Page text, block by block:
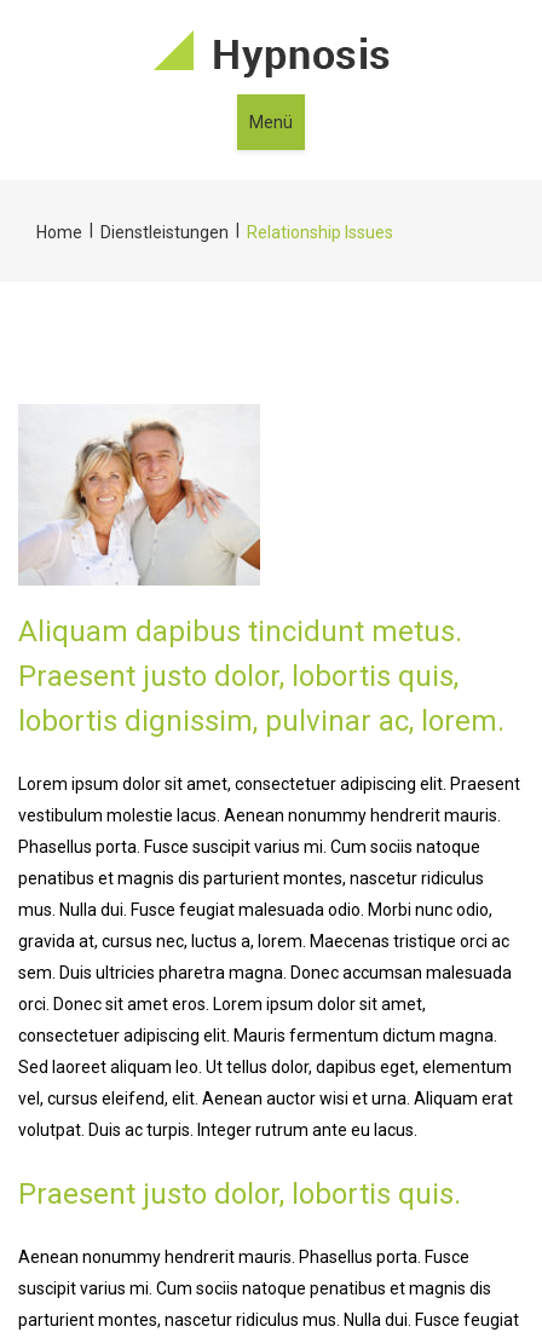
Menü
Home Dienstleistungen Relationship Issues
Aliquam dapibus tincidunt metus.
Praesent justo dolor, lobortis quis,
lobortis dignissim, pulvinar ac, lorem.
Lorem ipsum dolor sit amet, consectetuer adipiscing elit. Praesent
vestibulum molestie lacus. Aenean nonummy hendrerit mauris.
Phasellus porta. Fusce suscipit varius mi. Cum sociis natoque
penatibus et magnis dis parturient montes, nascetur ridiculus
mus. Nulla dui. Fusce feugiat malesuada odio. Morbi nunc odio,
gravida at, cursus nec, luctus a, lorem. Maecenas tristique orci ac
sem. Duis ultricies pharetra magna. Donec accumsan malesuada
orci. Donec sit amet eros. Lorem ipsum dolor sit amet,
consectetuer adipiscing elit. Mauris fermentum dictum magna.
Sed laoreet aliquam leo. Ut tellus dolor, dapibus eget, elementum
vel, cursus eleifend, elit. Aenean auctor wisi et urna. Aliquam erat
volutpat. Duis ac turpis. Integer rutrum ante eu lacus.
Praesent justo dolor, lobortis quis.
Aenean nonummy hendrerit mauris. Phasellus porta. Fusce
suscipit varius mi. Cum sociis natoque penatibus et magnis dis
parturient montes, nascetur ridiculus mus. Nulla dui. Fusce feugiat